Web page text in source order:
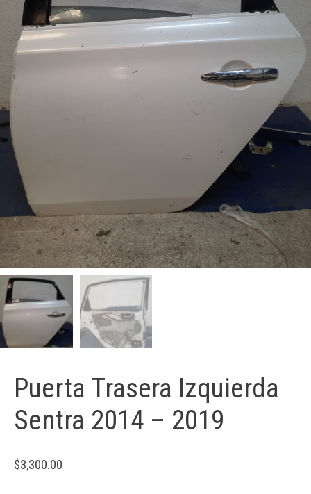
Puerta Trasera Izquierda
Sentra 2014 – 2019
$3,300.00